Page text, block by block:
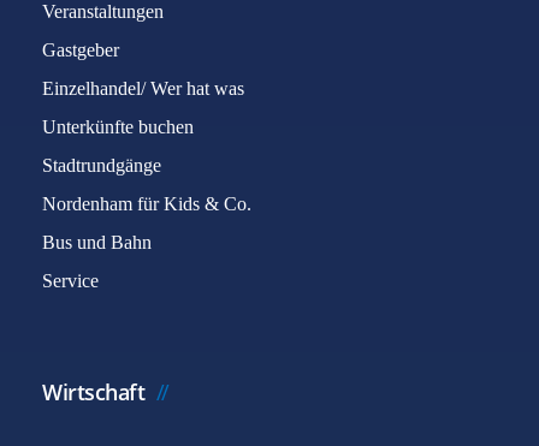
Veranstaltungen
Gastgeber
Einzelhandel/ Wer hat was
Unterkünfte buchen
Stadtrundgänge
Nordenham für Kids & Co.
Bus und Bahn
Service
Wirtschaft